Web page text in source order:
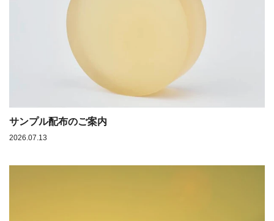
サンプル配布のご案内
2026.07.13